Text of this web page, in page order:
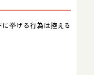
挙げる行為は控える